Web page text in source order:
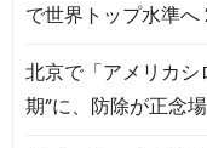
で世界トップ水準へ
北京で「アメリカ
期”に、防除が正念場